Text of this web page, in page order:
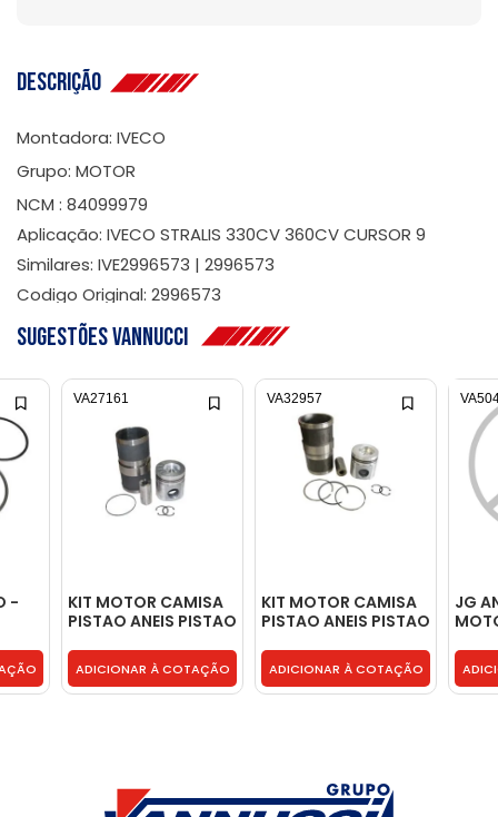
Descrição
Montadora: IVECO
Grupo: MOTOR
NCM : 84099979
Aplicação: IVECO STRALIS 330CV 360CV CURSOR 9
Similares: IVE2996573 | 2996573
Codigo Original: 2996573
Sugestões Vannucci
-
KIT MOTOR CAMISA
PISTAO ANEIS PISTAO
ADICIONAR À COTAÇÃO
VA27161
KIT MOTOR CAMISA
PISTAO ANEIS PISTAO
**C88** - 3802123
ADICIONAR À COTAÇÃO
VA32957
JG